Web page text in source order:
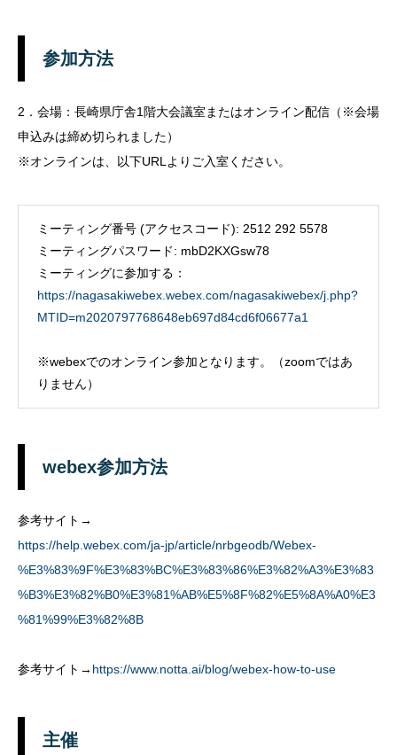
参加方法
2．会場：長崎県庁舎1階大会議室またはオンライン配信（※会場
申込みは締め切られました）
※オンラインは、以下URLよりご入室ください。
ミーティング番号 (アクセスコード): 2512 292 5578
ミーティングパスワード: mbD2KXGsw78
ミーティングに参加する：
https://nagasakiwebex.webex.com/nagasakiwebex/j.php?
MTID=m2020797768648eb697d84cd6f06677a1
※webexでのオンライン参加となります。（zoomではあ
りません）
webex参加方法
参考サイト→
https://help.webex.com/ja-jp/article/nrbgeodb/Webex-
%E3%83%9F%E3%83%BC%E3%83%86%E3%82%A3%E3%83
%B3%E3%82%B0%E3%81%AB%E5%8F%82%E5%8A%A0%E3
%81%99%E3%82%8B
参考サイト→ https://www.notta.ai/blog/webex-how-to-use
主催